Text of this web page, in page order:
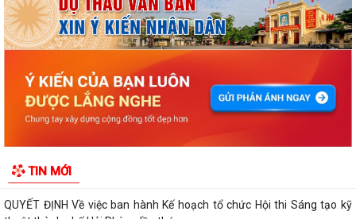
TIN MỚI
KẾ HOẠCH Triển khai tuyển chọn thực tập sinh nữ đi thực tập kỹ thuật
tại Nhật Bản Đợt II năm 2026
Kỷ niệm 79 năm Ngày Thương binh - Liệt sĩ (27-7-1947 – 27-7-2026)
KHẢO SÁT, THĂM DÒ Ý KIẾN SAU 01 NĂM THỰC HIỆN MÔ HÌNH CHÍNH
QUYỀN ĐỊA PHƯƠNG 02 CẤP
tư của cộng đồng các công trình,...
QUYẾT ĐỊNH Về việc ban hành Kế hoạch tổ chức Hội thi Sáng tạo kỹ